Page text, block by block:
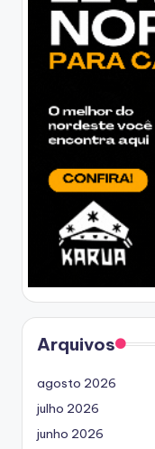
Arquivos
agosto 2026
julho 2026
junho 2026